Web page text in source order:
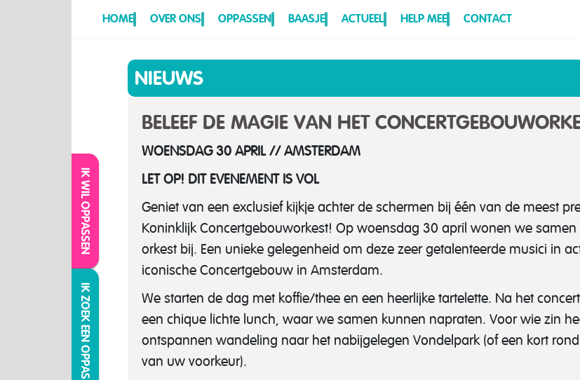
HOME OVER ONS OPPASSEN BAASJE ACTUEEL HELP MEE CONTACT
IK WIL OPPASSEN
IK ZOEK EEN OPPAS
NIEUWS
BELEEF DE MAGIE VAN HET
WOENSDAG 30 APRIL // AMSTERDAM
LET OP! DIT EVENEMENT IS VOL
Geniet van een exclusief kijkje achter de schermen bij één van de meest
Koninklijk Concertgebouworkest! Op woensdag 30 april wonen we
orkest bij. Een unieke gelegenheid om deze zeer getalenteerde musici in
iconische Concertgebouw in Amsterdam.
We starten de dag met koffie/thee en een heerlijke tartelette. Na het
een chique lichte lunch, waar we samen kunnen napraten. Voor wie zin
ontspannen wandeling naar het nabijgelegen Vondelpark (of een kort
van uw voorkeur).